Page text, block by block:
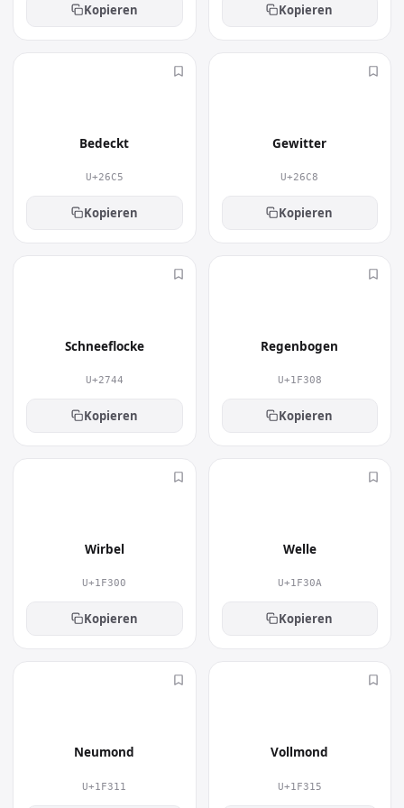
Kopieren Kopieren
Bedeckt
U+26C5
Kopieren
Gewitter
U+26C8
Kopieren
Schneeflocke
U+2744
Kopieren
Regenbogen
U+1F308
Kopieren
Wirbel
U+1F300
Kopieren
Welle
U+1F30A
Kopieren
Neumond
U+1F311
Vollmond
U+1F315